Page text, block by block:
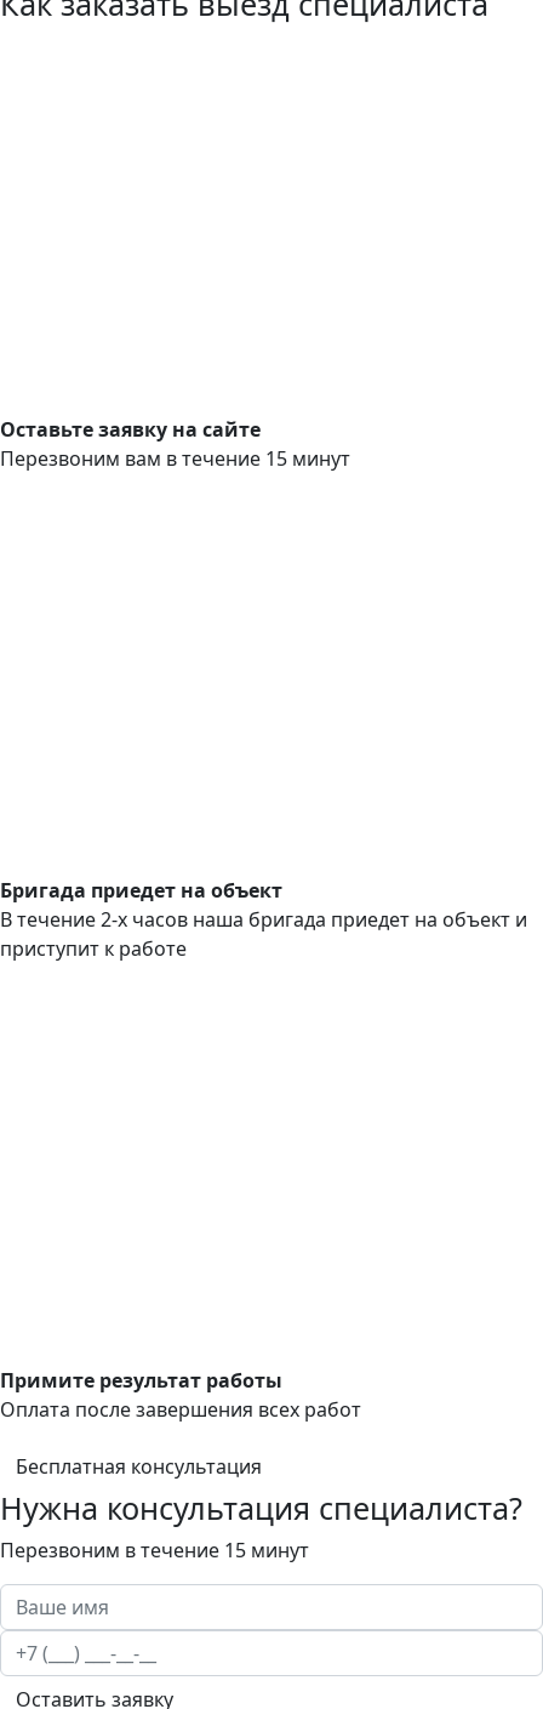
Оставьте заявку на сайте
Перезвоним вам в течение 15 минут
Бригада приедет на объект
В течение 2-х часов наша бригада приедет на объект и
приступит к работе
Примите результат работы
Оплата после завершения всех работ
Бесплатная консультация
Нужна консультация специалиста?
Перезвоним в течение 15 минут
Оставить заявку